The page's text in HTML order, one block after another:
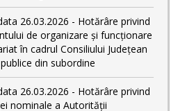
26.03.2026 - Hotărâre privind
de organizare și funcționare
în cadrul Consiliului Județean
din subordine
26.03.2026 - Hotărâre privind
nominale a Autorității